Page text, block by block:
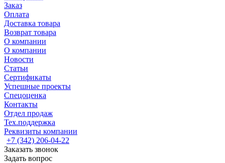
Заказ
Оплата
Доставка товара
Возврат товара
О компании
О компании
Новости
Статьи
Сертификаты
Успешные проекты
Спецоценка
Контакты
Отдел продаж
Тех.поддержка
Реквизиты компании
+7 (342) 206-04-22
Заказать звонок
Задать вопрос